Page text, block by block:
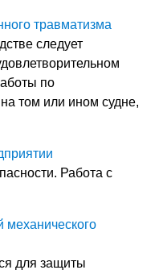
травматизма
следует
по
том или ином судне,
Работа с
механического
для защиты